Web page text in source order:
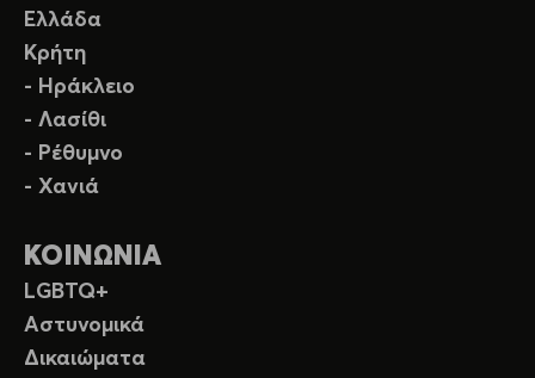
Ελλάδα
Κρήτη
- Ηράκλειο
- Λασίθι
- Ρέθυμνο
- Χανιά
ΚΟΙΝΩΝΙΑ
LGBTQ+
Αστυνομικά
Δικαιώματα